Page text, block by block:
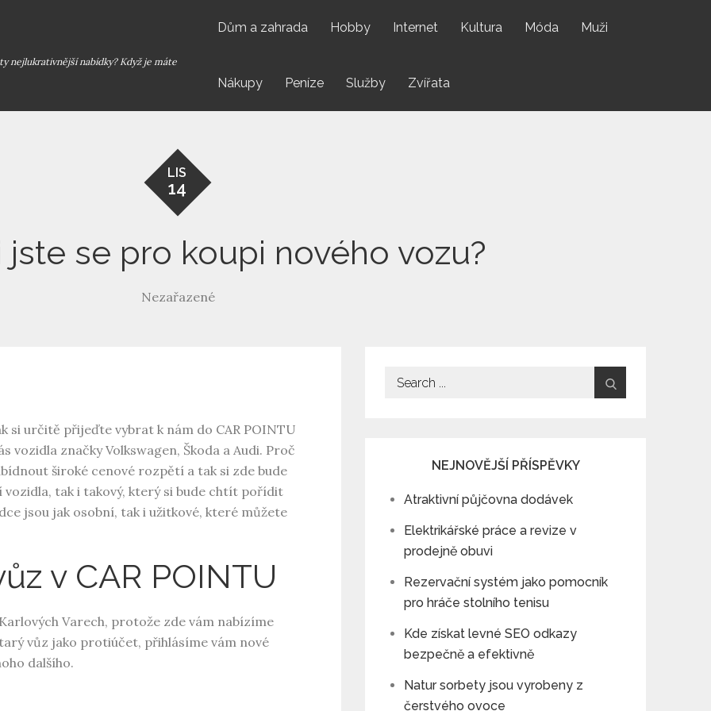
nejlukrativnější nabídky? Když je máte
Dům a zahrada Hobby Internet Kultura Móda Muži
Nákupy Peníze Služby Zvířata
LIS
14
jste se pro koupi nového vozu?
Nezařazené
si určitě přijeďte vybrat k nám do CAR POINTU
vozidla značkyVolkswagen, Škoda a Audi. Proč
široké cenové rozpětí a tak si zde bude
tak i takový, který si bude chtít pořídit
jsou jak osobní, tak i užitkové, které můžete
v CAR POINTU
Varech, protože zde vám nabízíme
vůz jako protiúčet, přihlásíme vám nové
dalšího.
Search
NEJNOVĚJŠÍ PŘÍSPĚVKY
Atraktivní půjčovna dodávek
Elektrikářské práce a revize v
prodejně obuvi
Rezervační systém jako pomocník
pro hráče stolního tenisu
Kde získat levné SEO odkazy
bezpečně a efektivně
Natur sorbety jsou vyrobeny z
čerstvého ovoce